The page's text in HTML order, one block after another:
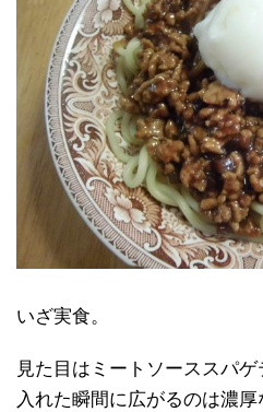
いざ実食。
見た目はミートソーススパ
入れた瞬間に広がるのは濃